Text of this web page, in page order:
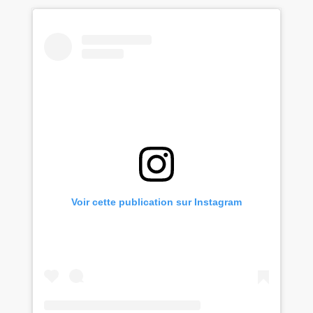
Voir cette publication sur Instagram